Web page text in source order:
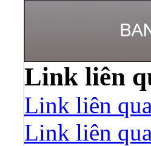
Link liên
Link liên
Link liên